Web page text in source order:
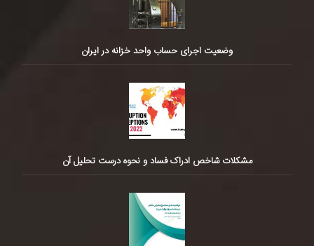
وضعیت اجرای حساب واحد خزانه در ایران
مشکلات شاخص ادراک فساد و نحوه درست تحلیل آن